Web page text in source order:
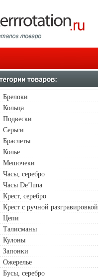
Брелоки
Кольца
Подвески
Серьги
Браслеты
Колье
Мешочеки
Часы, серебро
Часы De’luna
Крест, серебро
Крест с ручной разгравировкой
Цепи
Талисманы
Кулоны
Запонки
Ожерелье
Бусы, серебро